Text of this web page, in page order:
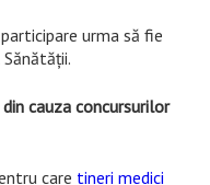
urma să fie
cauza concursurilor
care tineri medici